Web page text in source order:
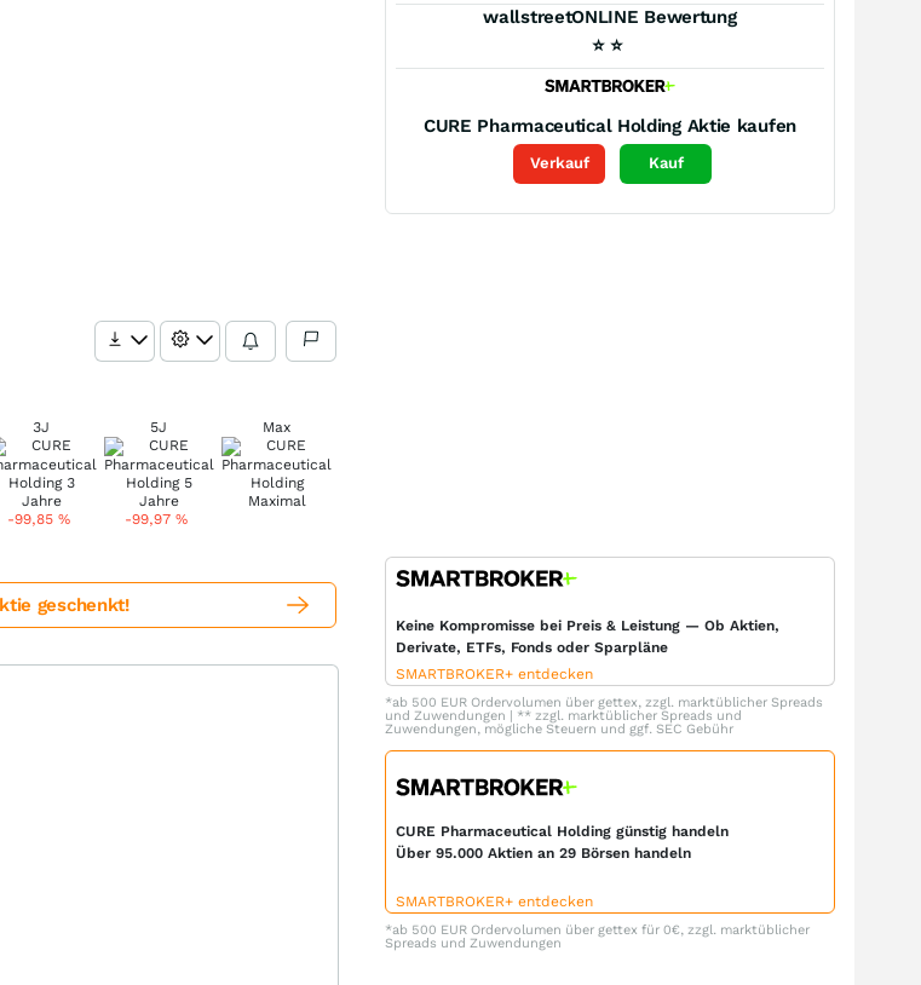
3J
-99,85 %
5J
-99,97 %
Max
wallstreetONLINE Bewertung
⭐ ⭐
CURE Pharmaceutical Holding Aktie kaufen
Verkauf Kauf
geschenkt!
Keine Kompromisse bei Preis & Leistung — Ob Aktien,
Derivate, ETFs, Fonds oder Sparpläne
SMARTBROKER+ entdecken
*ab 500 EUR Ordervolumen über gettex, zzgl. marktüblicher Spreads
und Zuwendungen | ** zzgl. marktüblicher Spreads und
Zuwendungen, mögliche Steuern und ggf. SEC Gebühr
CURE Pharmaceutical Holding günstig handeln
Über 95.000 Aktien an 29 Börsen handeln
SMARTBROKER+ entdecken
*ab 500 EUR Ordervolumen über gettex für 0€, zzgl. marktüblicher
Spreads und Zuwendungen